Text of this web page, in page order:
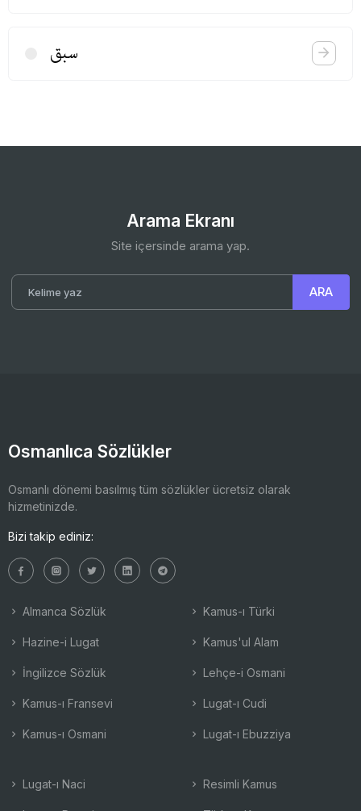
سبق
Arama Ekranı
Site içersinde arama yap.
Osmanlıca Sözlükler
Osmanlı dönemi basılmış tüm sözlükler ücretsiz olarak
hizmetinizde.
Bizi takip ediniz:
Almanca Sözlük
Hazine-i Lugat
İngilizce Sözlük
Kamus-ı Fransevi
Kamus-ı Osmani
Kamus-ı Türki
Kamus'ul Alam
Lehçe-i Osmani
Lugat-ı Cudi
Lugat-ı Ebuzziya
Lugat-ı Naci Resimli Kamus